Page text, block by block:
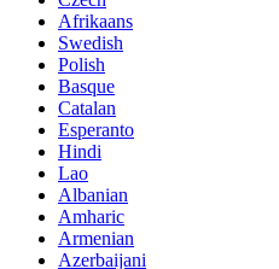
Afrikaans
Swedish
Polish
Basque
Catalan
Esperanto
Hindi
Lao
Albanian
Amharic
Armenian
Azerbaijani